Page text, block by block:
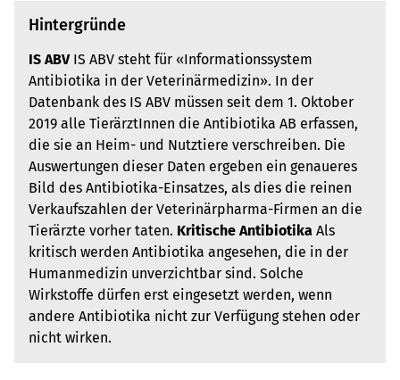
Hintergründe
IS ABVIS ABV steht für «Informationssystem
Antibiotika in der Veterinärmedizin». In der
Datenbank des IS ABV müssen seit dem 1. Oktober
2019 alle TierärztInnen die Antibiotika AB erfassen,
die sie an Heim- und Nutztiere verschreiben. Die
Auswertungen dieser Daten ergeben ein genaueres
Bild des Antibiotika-Einsatzes, als dies die reinen
Verkaufszahlen der Veterinärpharma-Firmen an die
Tierärzte vorher taten. Kritische Antibiotika Als
kritisch werden Antibiotika angesehen, die in der
Humanmedizin unverzichtbar sind. Solche
Wirkstoffe dürfen erst eingesetzt werden, wenn
andere Antibiotika nicht zur Verfügung stehen oder
nicht wirken.